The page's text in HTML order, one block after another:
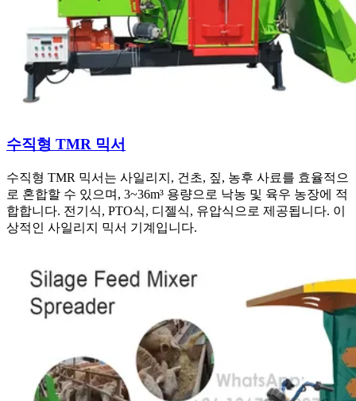
수직형 TMR 믹서
수직형 TMR 믹서는 사일리지, 건초, 짚, 농후 사료를 효율적으
로 혼합할 수 있으며, 3~36m³ 용량으로 낙농 및 육우 농장에 적
합합니다. 전기식, PTO식, 디젤식, 유압식으로 제공됩니다. 이
상적인 사일리지 믹서 기계입니다.